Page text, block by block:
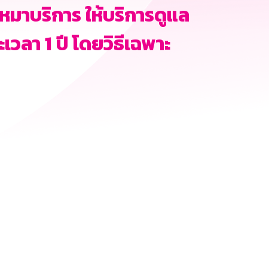
มาบริการ ให้บริการดูแล
วลา 1 ปี โดยวิธีเฉพาะ